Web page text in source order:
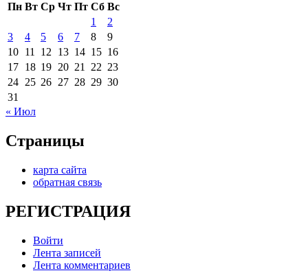
Пн Вт Ср Чт Пт Сб Вс
1
2
3
4 5 6 7 8
9
10 11 12 13 14 15 16
17 18 19 20 21 22 23
24 25 26 27 28 29 30
31
« Июл
Страницы
карта сайта
обратная связь
РЕГИСТРАЦИЯ
Войти
Лента записей
Лента комментариев